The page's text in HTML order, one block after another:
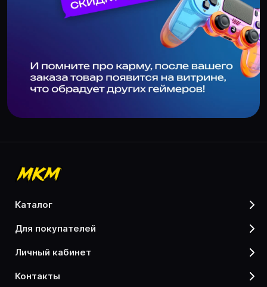
каталог
для покупателей
личный кабинет
контакты